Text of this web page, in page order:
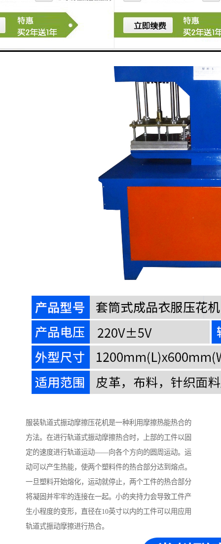
服装轨道式振动摩擦压花机是一种利用摩擦热能热合的
方法。在进行轨道式振动摩擦热合时，上部的工件以固
定的速度进行轨道运动——向各个方向的圆周运动。运
动可以产生热能，使两个塑料件的热合部分达到熔点。
一旦塑料开始熔化，运动就停止，两个工件的热合部分
将凝固并牢牢的连接在一起。小的夹持力会导致工件产
生小程度的变形，直径在10英寸以内的工件可以用应用
轨道式振动摩擦进行热合。